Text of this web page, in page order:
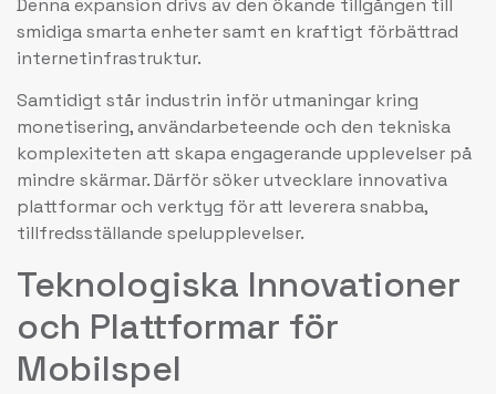
Denna expansion drivs av den ökande tillgången till
smidiga smarta enheter samt en kraftigt förbättrad
internetinfrastruktur.
Samtidigt står industrin inför utmaningar kring
monetisering, användarbeteende och den tekniska
komplexiteten att skapa engagerande upplevelser på
mindre skärmar. Därför söker utvecklare innovativa
plattformar och verktyg för att leverera snabba,
tillfredsställande spelupplevelser.
Teknologiska Innovationer
och Plattformar för
Mobilspel